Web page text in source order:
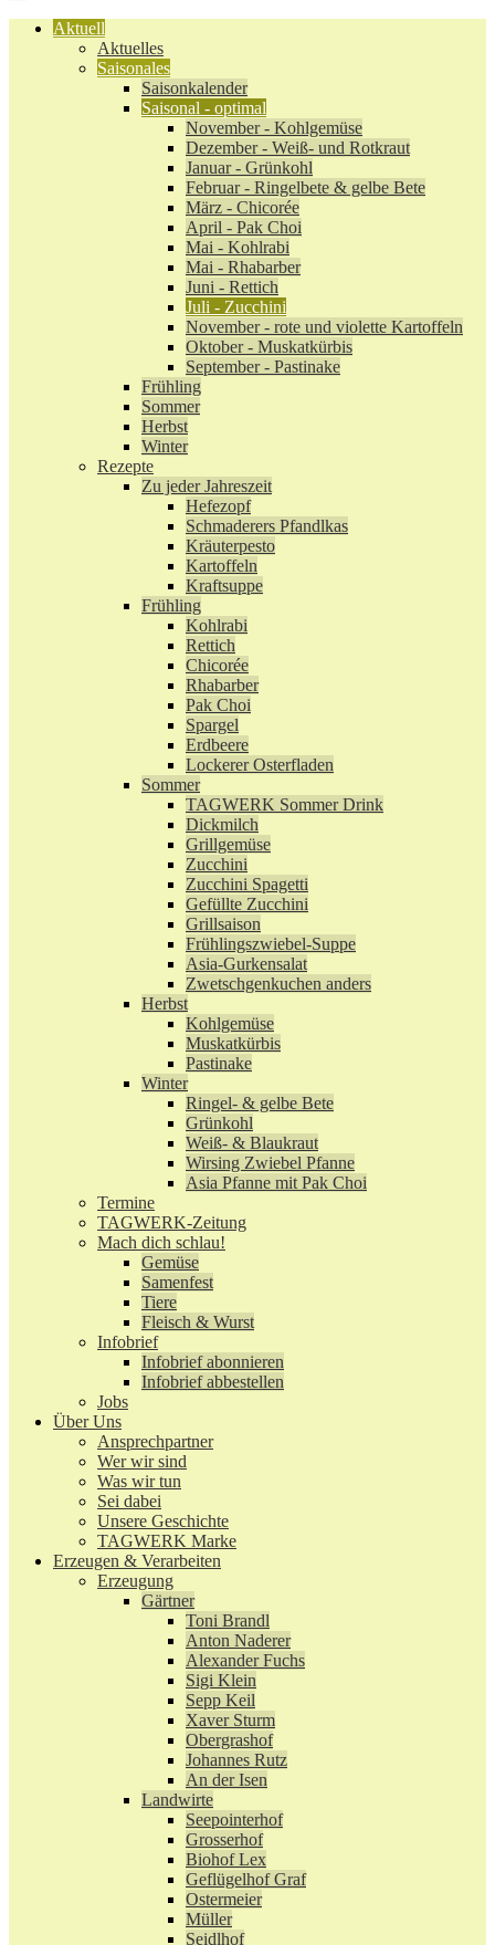
Aktuell
Aktuelles
Saisonales
Saisonkalender
Saisonal - optimal
November - Kohlgemüse
Dezember - Weiß- und Rotkraut
Januar - Grünkohl
Februar - Ringelbete & gelbe Bete
März - Chicorée
April - Pak Choi
Mai - Kohlrabi
Mai - Rhabarber
Juni - Rettich
Juli - Zucchini
November - rote und violette Kartoffeln
Oktober - Muskatkürbis
September - Pastinake
Frühling
Sommer
Herbst
Winter
Rezepte
Zu jeder Jahreszeit
Hefezopf
Schmaderers Pfandlkas
Kräuterpesto
Kartoffeln
Kraftsuppe
Frühling
Kohlrabi
Rettich
Chicorée
Rhabarber
Pak Choi
Spargel
Erdbeere
Lockerer Osterfladen
Sommer
TAGWERK Sommer Drink
Dickmilch
Grillgemüse
Zucchini
Zucchini Spagetti
Gefüllte Zucchini
Grillsaison
Frühlingszwiebel-Suppe
Asia-Gurkensalat
Zwetschgenkuchen anders
Herbst
Kohlgemüse
Muskatkürbis
Pastinake
Winter
Ringel- & gelbe Bete
Grünkohl
Weiß- & Blaukraut
Wirsing Zwiebel Pfanne
Asia Pfanne mit Pak Choi
Termine
TAGWERK-Zeitung
Mach dich schlau!
Gemüse
Samenfest
Tiere
Fleisch & Wurst
Infobrief
Infobrief abonnieren
Infobrief abbestellen
Jobs
Über Uns
Ansprechpartner
Wer wir sind
Was wir tun
Sei dabei
Unsere Geschichte
TAGWERK Marke
Erzeugen & Verarbeiten
Erzeugung
Gärtner
Toni Brandl
Anton Naderer
Alexander Fuchs
Sigi Klein
Sepp Keil
Xaver Sturm
Obergrashof
Johannes Rutz
An der Isen
Landwirte
Seepointerhof
Grosserhof
Biohof Lex
Geflügelhof Graf
Ostermeier
Müller
Seidlhof